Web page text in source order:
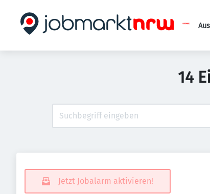
14
Jetzt Jobalarm aktivieren!